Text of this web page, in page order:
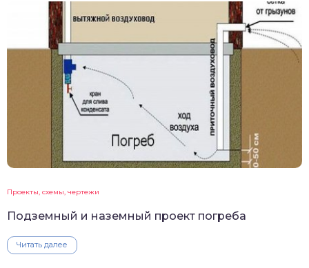
Проекты, схемы, чертежи
Подземный и наземный проект погреба
Читать далее